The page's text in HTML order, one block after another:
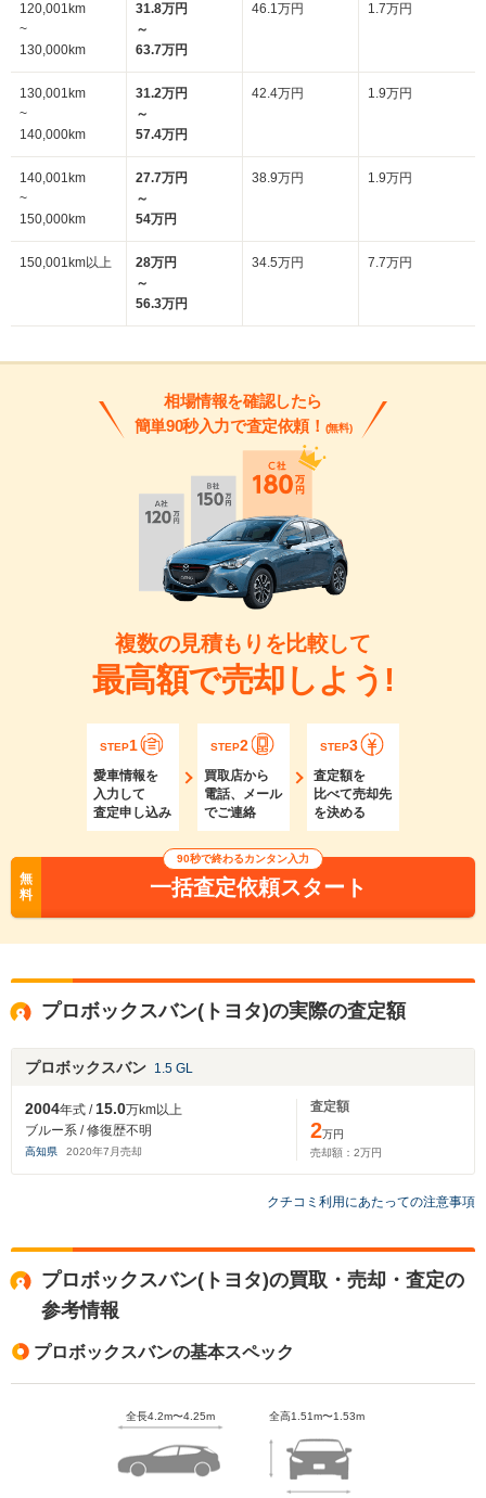
120,001km
~
130,000km
31.8万円
～
63.7万円
46.1万円 1.7万円
130,001km
~
140,000km
31.2万円
～
57.4万円
42.4万円 1.9万円
140,001km
~
150,000km
27.7万円
～
54万円
38.9万円 1.9万円
150,001km以上
28万円
～
56.3万円
34.5万円 7.7万円
相場情報を確認したら
簡単90秒入力で査定依頼！ (無料)
複数の見積もりを比較して
最高額で売却しよう!
STEP1
愛車情報を
入力して
査定申し込み
STEP2
買取店から
電話、メール
でご連絡
STEP3
査定額を
比べて売却先
を決める
無
料
90秒で終わるカンタン入力
一括査定依頼スタート
プロボックスバン(トヨタ)の実際の査定額
プロボックスバン 1.5 GL
2004年式 /15.0万km以上
ブルー系 / 修復歴不明
高知県 2020年7 月売却
査定額
2万円
売却額： 2万円
クチコミ利用にあたっての注意事項
プロボックスバン(トヨタ)の買取・売却・査定の
参考情報
プロボックスバンの基本スペック
全長4.2m〜4.25m 全高1.51m〜1.53m